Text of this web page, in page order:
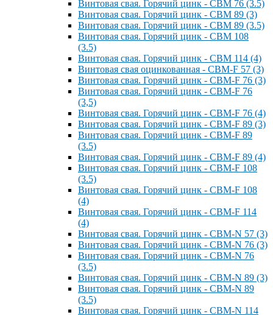
Винтовая свая. Горячий цинк - СВМ 76 (3.5)
Винтовая свая. Горячий цинк - СВМ 89 (3)
Винтовая свая. Горячий цинк - СВМ 89 (3.5)
Винтовая свая. Горячий цинк - СВМ 108
(3.5)
Винтовая свая. Горячий цинк - СВМ 114 (4)
Винтовая свая оцинкованная - СВМ-F 57 (3)
Винтовая свая. Горячий цинк - СВМ-F 76 (3)
Винтовая свая. Горячий цинк - СВМ-F 76
(3,5)
Винтовая свая. Горячий цинк - СВМ-F 76 (4)
Винтовая свая. Горячий цинк - СВМ-F 89 (3)
Винтовая свая. Горячий цинк - СВМ-F 89
(3.5)
Винтовая свая. Горячий цинк - СВМ-F 89 (4)
Винтовая свая. Горячий цинк - СВМ-F 108
(3.5)
Винтовая свая. Горячий цинк - СВМ-F 108
(4)
Винтовая свая. Горячий цинк - СВМ-F 114
(4)
Винтовая свая. Горячий цинк - СВМ-N 57 (3)
Винтовая свая. Горячий цинк - СВМ-N 76 (3)
Винтовая свая. Горячий цинк - СВМ-N 76
(3.5)
Винтовая свая. Горячий цинк - СВМ-N 89 (3)
Винтовая свая. Горячий цинк - СВМ-N 89
(3.5)
Винтовая свая. Горячий цинк - СВМ-N 114